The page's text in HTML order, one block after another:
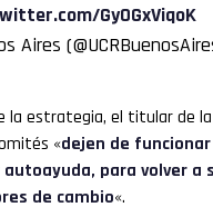
GyOGxViqoK
Aires
la estrategia, el titular de la
«dejen de
para volver a
de cambio«.